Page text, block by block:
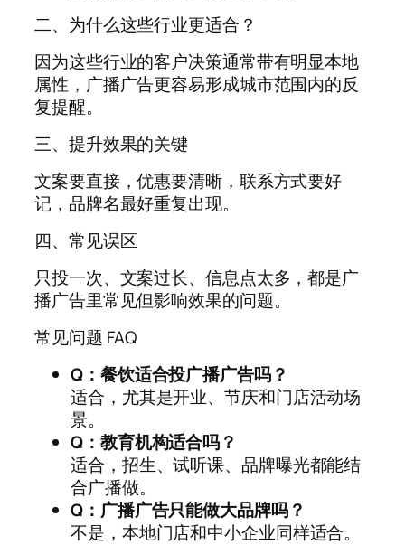
二、为什么这些行业更适合？
因为这些行业的客户决策通常带有明显本地
属性，广播广告更容易形成城市范围内的反
复提醒。
三、提升效果的关键
文案要直接，优惠要清晰，联系方式要好
记，品牌名最好重复出现。
四、常见误区
只投一次、文案过长、信息点太多，都是广
播广告里常见但影响效果的问题。
常见问题 FAQ
Q：餐饮适合投广播广告吗？
适合，尤其是开业、节庆和门店活动场
景。
Q：教育机构适合吗？
适合，招生、试听课、品牌曝光都能结
合广播做。
Q：广播广告只能做大品牌吗？
不是，本地门店和中小企业同样适合。